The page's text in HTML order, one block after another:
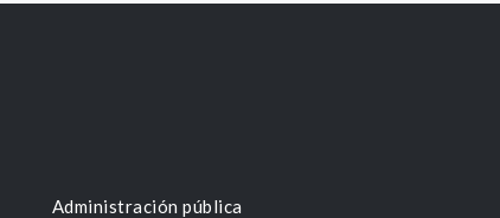
Administración pública